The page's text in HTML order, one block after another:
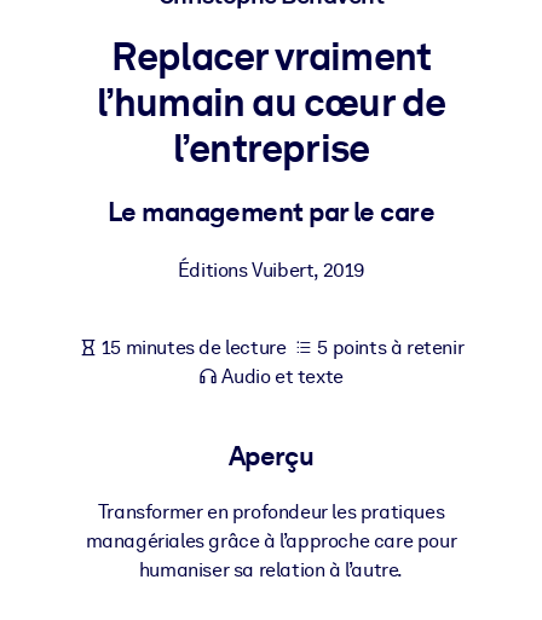
PAR SYSTÈME
Pour LMS/LXP
Intégrez des connaissances vérifiées et concises dans votre
Pour bibliothèques d'entreprise
Enrichissez votre bibliothèque d'entreprise avec des
Alimentez vos systèmes d'IA avec des connaissances fiables et
Replacer vraiment
l’humain au cœur de
l’entreprise
Le management par le care
Éditions Vuibert, 2019
15 minutes de lecture
5 points à retenir
Audio et texte
Aperçu
Transformer en profondeur les pratiques
managériales grâce à l’approche care pour
humaniser sa relation à l’autre.